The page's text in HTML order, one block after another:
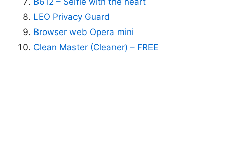
LEO Privacy Guard
Browser web Opera mini
Clean Master (Cleaner) – FREE